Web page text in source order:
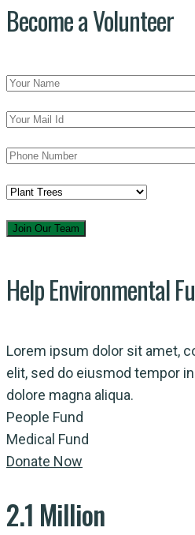
Become a Volunteer
Help Environmental
Lorem ipsum dolor sit amet,
elit, sed do eiusmod tempor
dolore magna aliqua.
People Fund
Medical Fund
Donate Now
2.1 Million